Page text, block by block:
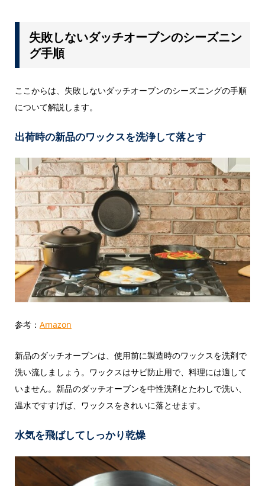
失敗しないダッチオーブンのシーズニン
グ手順
ここからは、失敗しないダッチオーブンのシーズニングの手順
について解説します。
出荷時の新品のワックスを洗浄して落とす
参考： Amazon
新品のダッチオーブンは、使用前に製造時のワックスを洗剤で
洗い流しましょう。ワックスはサビ防止用で、料理には適して
いません。新品のダッチオーブンを中性洗剤とたわしで洗い、
温水ですすげば、ワックスをきれいに落とせます。
水気を飛ばしてしっかり乾燥